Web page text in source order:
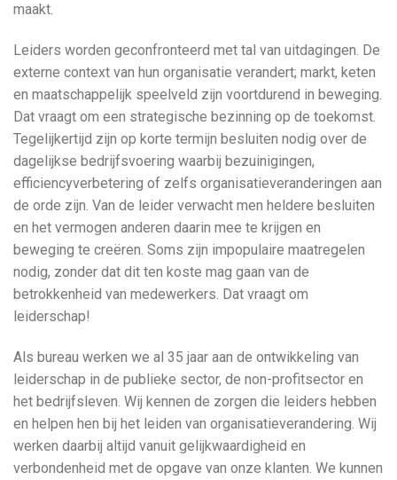
maakt.
Leiders worden geconfronteerd met tal van uitdagingen. De
externe context van hun organisatie verandert; markt, keten
en maatschappelijk speelveld zijn voortdurend in beweging.
Dat vraagt om een strategische bezinning op de toekomst.
Tegelijkertijd zijn op korte termijn besluiten nodig over de
dagelijkse bedrijfsvoering waarbij bezuinigingen,
efficiencyverbetering of zelfs organisatieveranderingen aan
de orde zijn. Van de leider verwacht men heldere besluiten
en het vermogen anderen daarin mee te krijgen en
beweging te creëren. Soms zijn impopulaire maatregelen
nodig, zonder dat dit ten koste mag gaan van de
betrokkenheid van medewerkers. Dat vraagt om
leiderschap!
Als bureau werken we al 35 jaar aan de ontwikkeling van
leiderschap in de publieke sector, de non-profitsector en
het bedrijfsleven. Wij kennen de zorgen die leiders hebben
en helpen hen bij het leiden van organisatieverandering. Wij
werken daarbij altijd vanuit gelijkwaardigheid en
verbondenheid met de opgave van onze klanten. We kunnen